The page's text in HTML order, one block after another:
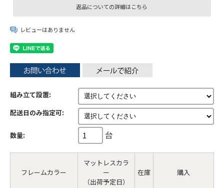
返品についての詳細はこちら
レビューはありません
組み立て設置:
配送日のみ指定可:
数量: 台
フレームカラー
マットレスカラ
ー
（出荷予定日）
在庫 購入